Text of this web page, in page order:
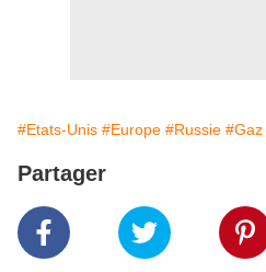
#Etats-Unis #Europe #Russie #Gaz
Partager